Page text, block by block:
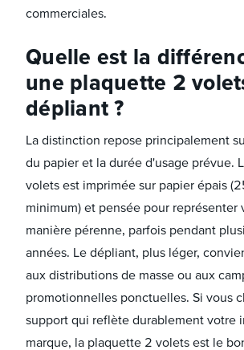
commerciales.
Quelle est la
une plaquette 2
dépliant ?
La distinction repose principalement
du papier et la durée d'usage prévue.
volets est imprimée sur papier épais
minimum) et pensée pour représenter
manière pérenne, parfois pendant
années. Le dépliant, plus léger,
aux distributions de masse ou aux
promotionnelles ponctuelles. Si vous
support qui reflète durablement votre
marque, la plaquette 2 volets est le